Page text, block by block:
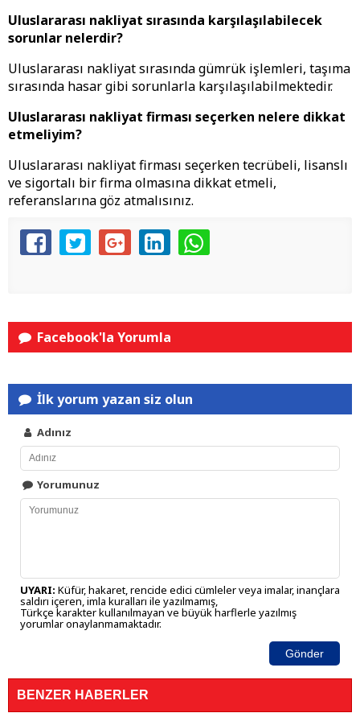
Uluslararası nakliyat sırasında karşılaşılabilecek
sorunlar nelerdir?
Uluslararası nakliyat sırasında gümrük işlemleri, taşıma
sırasında hasar gibi sorunlarla karşılaşılabilmektedir.
Uluslararası nakliyat firması seçerken nelere dikkat
etmeliyim?
Uluslararası nakliyat firması seçerken tecrübeli, lisanslı
ve sigortalı bir firma olmasına dikkat etmeli,
referanslarına göz atmalısınız.
Facebook'la Yorumla
İlk yorum yazan siz olun
Adınız
Yorumunuz
UYARI: Küfür, hakaret, rencide edici cümleler veya imalar, inançlara
saldırı içeren, imla kuralları ile yazılmamış,
Türkçe karakter kullanılmayan ve büyük harflerle yazılmış
yorumlar onaylanmamaktadır.
Gönder
BENZER HABERLER